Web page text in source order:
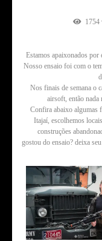
1754
Estamos apaixonados por
Nosso ensaio foi com o
Nos finais de semana o
airsoft, então nada
Confira abaixo algumas
Itajaí, escolhemos
construções
gostou do ensaio? deixa